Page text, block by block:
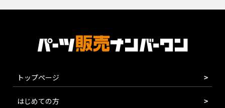
トップページ
はじめての方